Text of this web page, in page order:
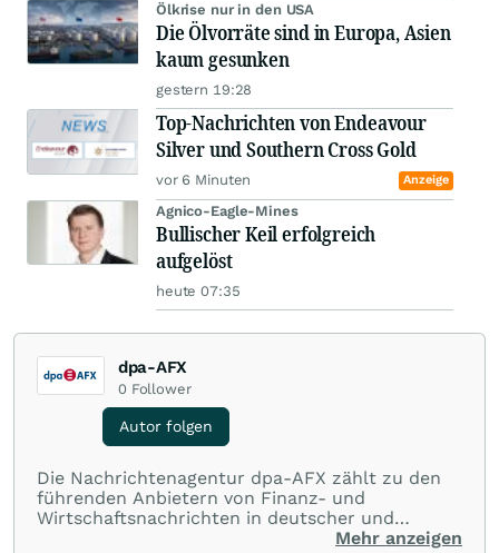
Ölkrise nur in den USA
Die Ölvorräte sind in Europa, Asien
kaum gesunken
gestern 19:28
Top-Nachrichten von Endeavour
Silver und Southern Cross Gold
vor 6 Minuten Anzeige
Agnico-Eagle-Mines
Bullischer Keil erfolgreich
aufgelöst
heute 07:35
dpa-AFX
0 Follower
Autor folgen
Die Nachrichtenagentur dpa-AFX zählt zu den
führenden Anbietern von Finanz- und
Wirtschaftsnachrichten in deutscher und
englischer Sprache. Gestützt auf einMehr anzeigen